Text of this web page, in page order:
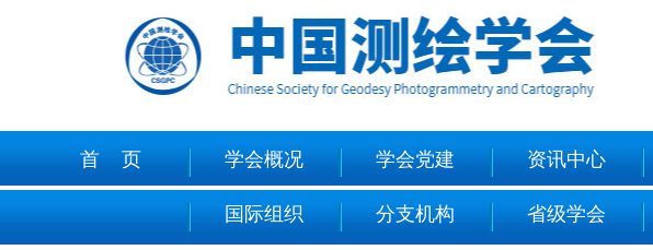
首 页 学会概况 学会党建 资讯中心
国际组织 分支机构 省级学会